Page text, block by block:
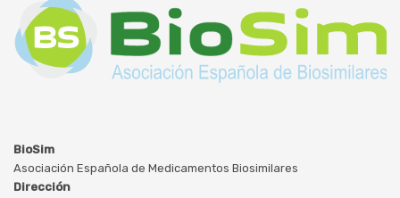
BioSim
Asociación Española de Medicamentos Biosimilares
Dirección